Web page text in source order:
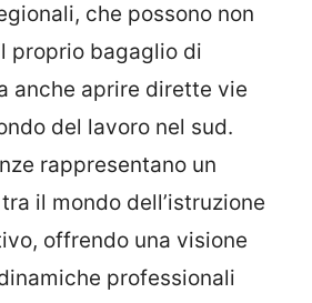
che possono non
proprio bagaglio di
anche aprire dirette vie
del lavoro nel sud.
rappresentano un
il mondo dell’istruzione
offrendo una visione
professionali